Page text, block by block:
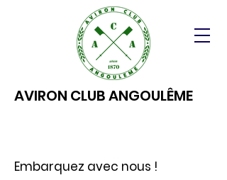
AVIRON CLUB ANGOULÊME
Embarquez avec nous !